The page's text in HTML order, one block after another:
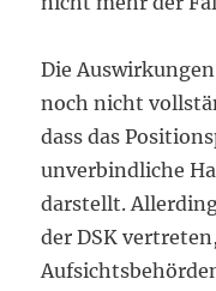
Die
noch nicht
dass das
unverbindliche
darstellt.
der DSK